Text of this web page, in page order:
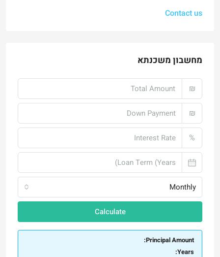
Contact us
מחשבון משכנתא
₪
₪
%
Monthly
Calculate
Principal Amount:
Years: